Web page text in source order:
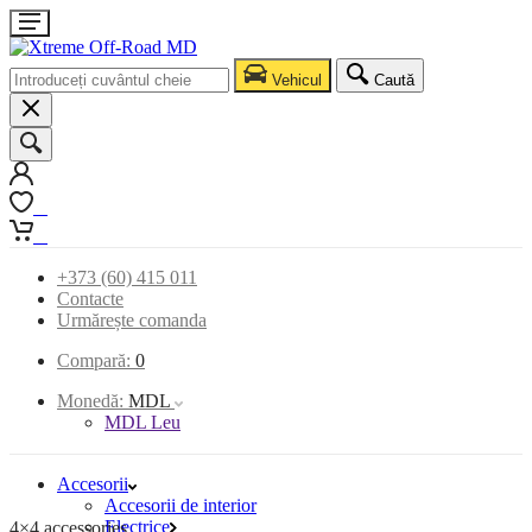
Vehicul Caută
+373 (60) 415 011
Contacte
Urmărește comanda
Compară: 0
Monedă: MDL
MDL Leu
Accesorii
Accesorii de interior
Electrice
4×4 accessories